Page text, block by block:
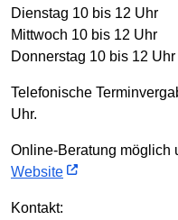
Dienstag 10 bis 12 Uhr
Mittwoch 10 bis 12 Uhr
Donnerstag 10 bis 12 Uhr
Telefonische
Uhr.
Online-Beratung möglich
Website
Kontakt: